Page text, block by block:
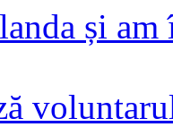
și am